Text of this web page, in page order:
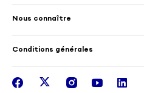
Mobilités croisées
Santé
Nous connaître
Les missions de France Volontaires
Intégrer nos équipes
Conditions générales
facebook
twitterinstagram
youtube